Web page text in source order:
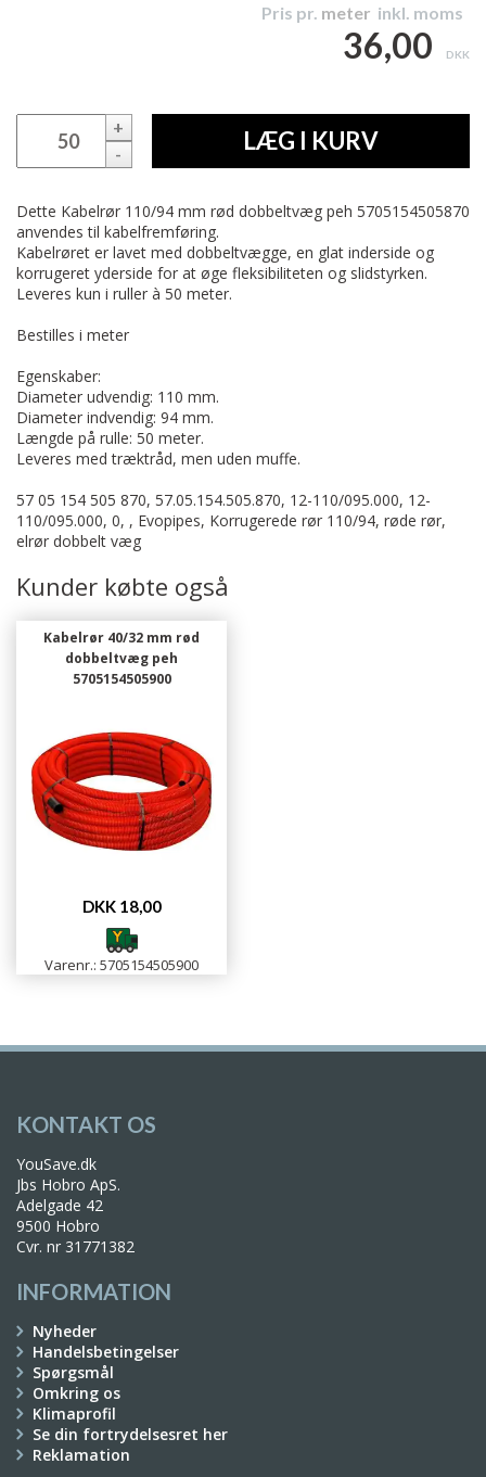
Pris pr. meter inkl. moms
36,00 DKK
+
-
LÆG I KURV
Dette Kabelrør 110/94 mm rød dobbeltvæg peh 5705154505870
anvendes til kabelfremføring.
Kabelrøret er lavet med dobbeltvægge, en glat inderside og
korrugeret yderside for at øge fleksibiliteten og slidstyrken.
Leveres kun i ruller à 50 meter.
Bestilles i meter
Egenskaber:
Diameter udvendig: 110 mm.
Diameter indvendig: 94 mm.
Længde på rulle: 50 meter.
Leveres med træktråd, men uden muffe.
57 05 154 505 870, 57.05.154.505.870, 12-110/095.000, 12-
110/095.000, 0, , Evopipes, Korrugerede rør 110/94, røde rør,
elrør dobbelt væg
Kunder købte også
Kabelrør 40/32 mm rød
dobbeltvæg peh
5705154505900
DKK 18,00
Varenr.: 5705154505900
KONTAKT OS
YouSave.dk
Jbs Hobro ApS.
Adelgade 42
9500 Hobro
Cvr. nr 31771382
INFORMATION
Nyheder
Handelsbetingelser
Spørgsmål
Omkring os
Klimaprofil
Se din fortrydelsesret her
Reklamation